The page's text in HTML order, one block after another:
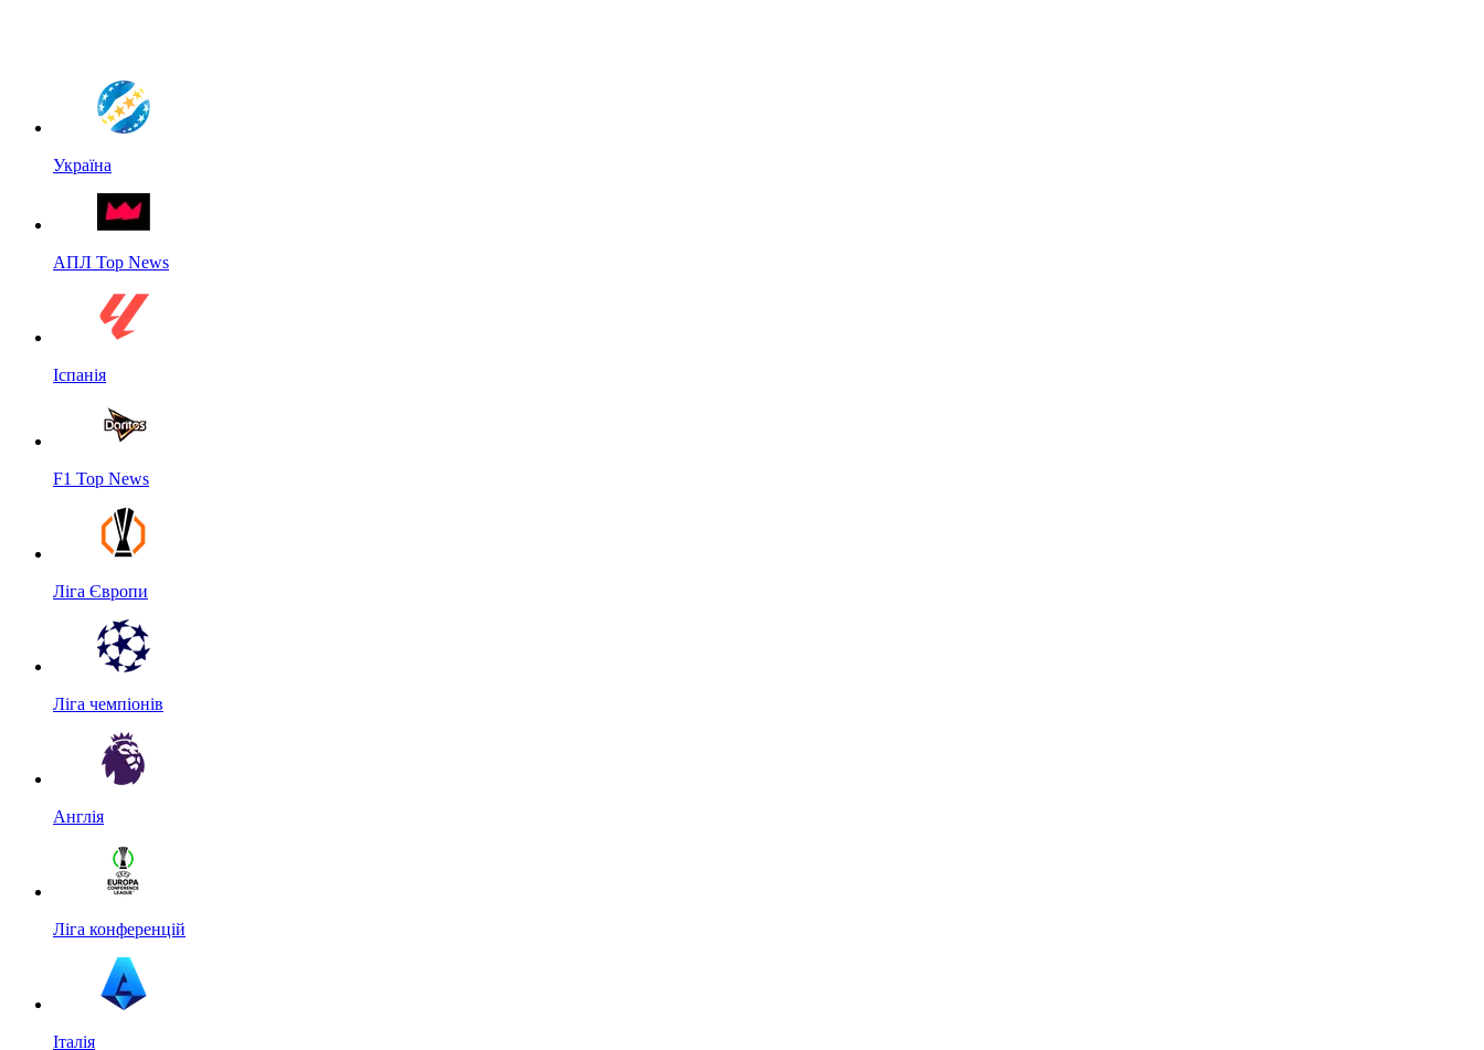
Україна
АПЛ Top News
Іспанія
F1 Top News
Ліга Європи
Ліга чемпіонів
Англія
Ліга конференцій
Італія